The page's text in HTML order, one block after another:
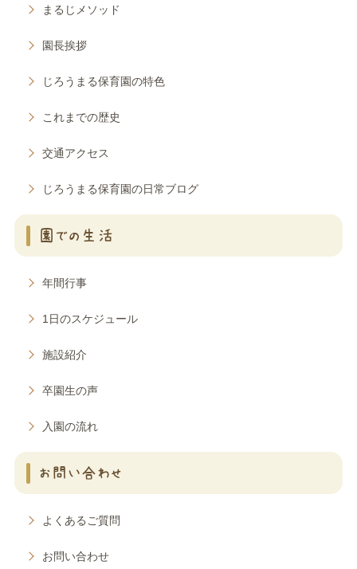
まるじメソッド
園長挨拶
じろうまる保育園の特色
これまでの歴史
交通アクセス
じろうまる保育園の日常ブログ
園での生活
年間行事
1日のスケジュール
施設紹介
卒園生の声
入園の流れ
お問い合わせ
よくあるご質問
お問い合わせ